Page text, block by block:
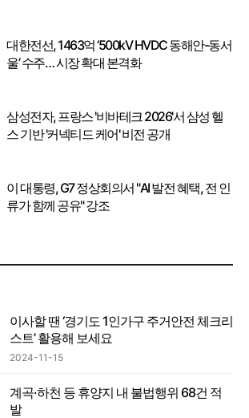
대한전선, 1463억 ‘500kV HVDC 동해안-동서
울’ 수주… 시장 확대 본격화
삼성전자, 프랑스 '비바테크 2026'서 삼성 헬
스 기반 '커넥티드 케어' 비전 공개
이 대통령, G7 정상회의서 "AI 발전 혜택, 전 인
류가 함께 공유" 강조
이사할 땐 ‘경기도 1인가구 주거안전 체크리
스트’ 활용해 보세요
2024-11-15
계곡·하천 등 휴양지 내 불법행위 68건 적
발